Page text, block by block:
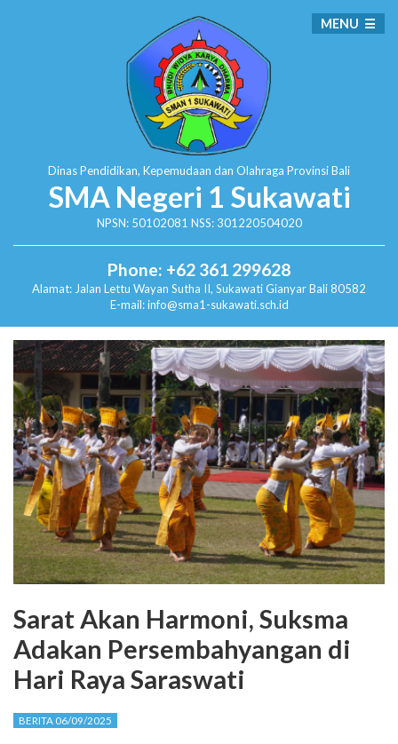
Dinas Pendidikan, Kepemudaan dan Olahraga Provinsi Bali
SMA Negeri 1 Sukawati
NPSN: 50102081 NSS: 301220504020
Phone: +62 361 299628
Alamat: Jalan Lettu Wayan Sutha II, SukawatiGianyar Bali 80582
E-mail: info@sma1-sukawati.sch.id
MENU
Sarat Akan Harmoni, Suksma
Adakan Persembahyangan di
Hari Raya Saraswati
BERITA 06/09/2025